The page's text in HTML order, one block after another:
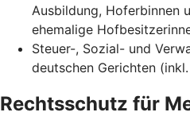
Ausbildung, Hoferbinnen
ehemalige
Steuer-, Sozial- und
deutschen Gerichten
Rechtsschutz für